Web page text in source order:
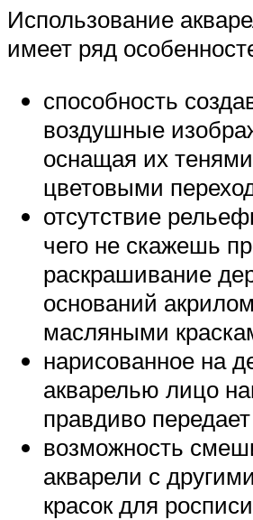
Использование
имеет ряд
способность
воздушные
оснащая их
цветовыми
отсутствие
чего не скажешь
раскрашивание
оснований
масляными
нарисованное на
акварелью лицо
правдиво передает
возможность
акварели с
красок для